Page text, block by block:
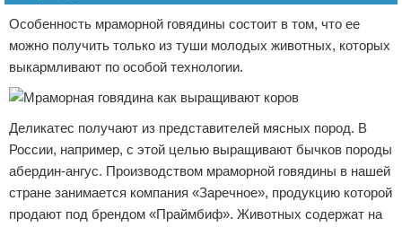
Особенность мраморной говядины состоит в том, что ее
можно получить только из туши молодых животных, которых
выкармливают по особой технологии.
Деликатес получают из представителей мясных пород. В
России, например, с этой целью выращивают бычков породы
абердин-ангус. Производством мраморной говядины в нашей
стране занимается компания «Заречное», продукцию которой
продают под брендом «Праймбиф». Животных содержат на